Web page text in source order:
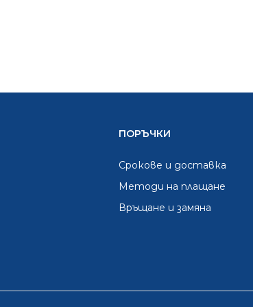
ПОРЪЧКИ
Срокове и доставка
Методи на плащане
Връщане и замяна